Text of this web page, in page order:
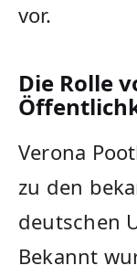
vor.
Die Rolle
Verona
zu den
deutschen
Bekannt